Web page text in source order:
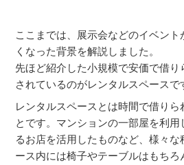
ここまでは、展示会などのイベン
くなった背景を解説しました。
先ほど紹介した小規模で安価で借
されているのがレンタルスペースで
レンタルスペースとは時間で借りら
とです。マンションの一部屋を利
るお店を活用したものなど、様々
ース内には椅子やテーブルはもち